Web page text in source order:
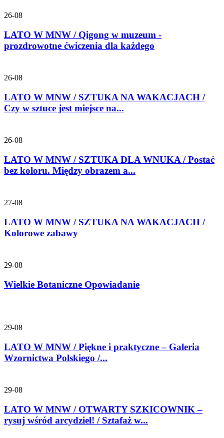
26-08
LATO W MNW / Qigong w muzeum -
prozdrowotne ćwiczenia dla każdego
26-08
LATO W MNW / SZTUKA NA WAKACJACH /
Czy w sztuce jest miejsce na...
26-08
LATO W MNW / SZTUKA DLA WNUKA / Postać
bez koloru. Między obrazem a...
27-08
LATO W MNW / SZTUKA NA WAKACJACH /
Kolorowe zabawy
29-08
Wielkie Botaniczne Opowiadanie
29-08
LATO W MNW / Piękne i praktyczne – Galeria
Wzornictwa Polskiego /...
29-08
LATO W MNW / OTWARTY SZKICOWNIK –
rysuj wśród arcydzieł! / Sztafaż w...